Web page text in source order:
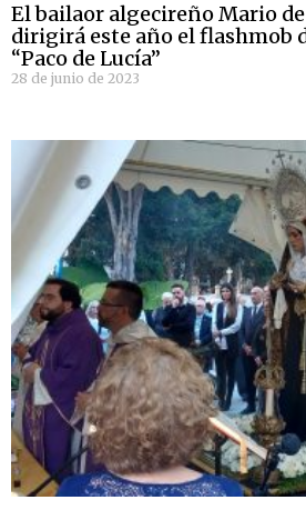
El bailaor algecireño Mario
dirigirá este año el flashmob
“Paco de Lucía”
28 de junio de 2023